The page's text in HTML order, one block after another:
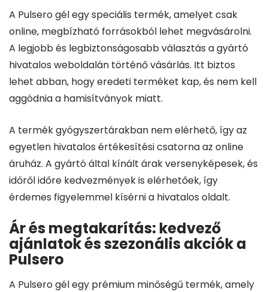
A Pulsero gél egy speciális termék, amelyet csak
online, megbízható forrásokból lehet megvásárolni.
A legjobb és legbiztonságosabb választás a gyártó
hivatalos weboldalán történő vásárlás. Itt biztos
lehet abban, hogy eredeti terméket kap, és nem kell
aggódnia a hamisítványok miatt.
A termék gyógyszertárakban nem elérhető, így az
egyetlen hivatalos értékesítési csatorna az online
áruház. A gyártó által kínált árak versenyképesek, és
időről időre kedvezmények is elérhetőek, így
érdemes figyelemmel kísérni a hivatalos oldalt.
Ár és megtakarítás: kedvező
ajánlatok és szezonális akciók a
Pulsero
A Pulsero gél egy prémium minőségű termék, amely